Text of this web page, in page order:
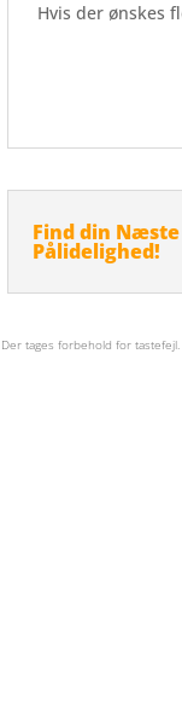
Hvis der ønskes
Find din
Pålidelighed!
Der tages forbehold for tastefejl.